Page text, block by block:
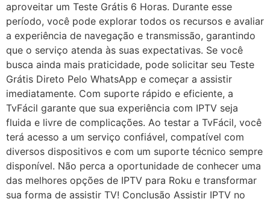
aproveitar um Teste Grátis 6 Horas. Durante esse
período, você pode explorar todos os recursos e avaliar
a experiência de navegação e transmissão, garantindo
que o serviço atenda às suas expectativas. Se você
busca ainda mais praticidade, pode solicitar seu Teste
Grátis Direto Pelo WhatsApp e começar a assistir
imediatamente. Com suporte rápido e eficiente, a
TvFácil garante que sua experiência com IPTV seja
fluida e livre de complicações. Ao testar a TvFácil, você
terá acesso a um serviço confiável, compatível com
diversos dispositivos e com um suporte técnico sempre
disponível. Não perca a oportunidade de conhecer uma
das melhores opções de IPTV para Roku e transformar
sua forma de assistir TV! Conclusão Assistir IPTV no